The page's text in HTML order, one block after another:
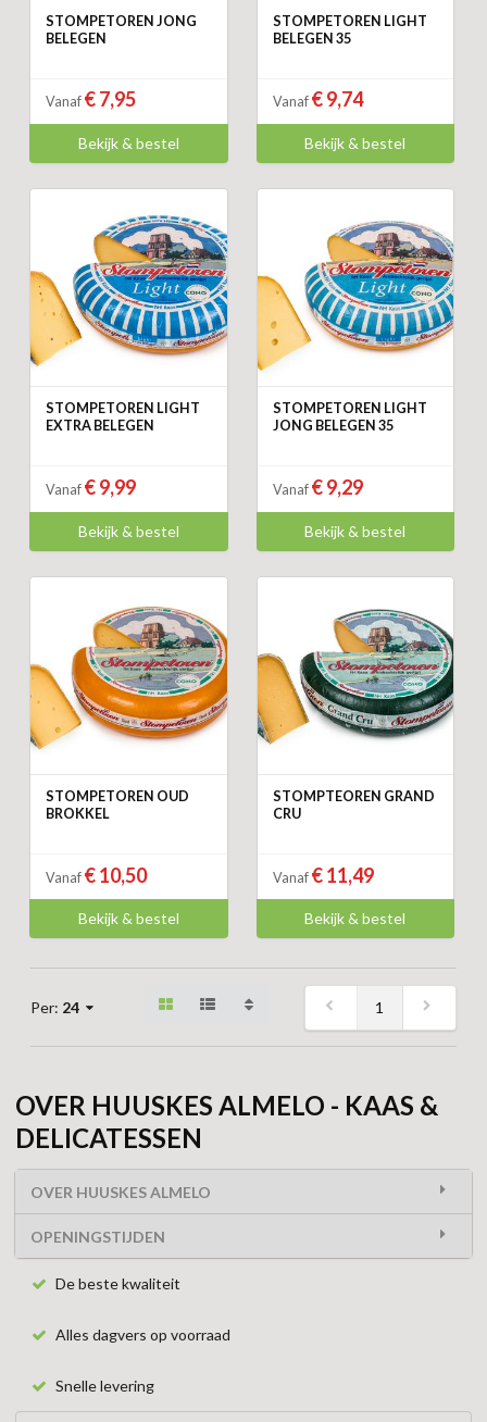
STOMPETOREN JONG
BELEGEN
Vanaf € 7,95
Bekijk & bestel
STOMPETOREN LIGHT
BELEGEN 35
Vanaf € 9,74
Bekijk & bestel
STOMPETOREN LIGHT
EXTRA BELEGEN
Vanaf € 9,99
Bekijk & bestel
STOMPETOREN LIGHT
JONG BELEGEN 35
Vanaf € 9,29
Bekijk & bestel
STOMPETOREN OUD
BROKKEL
Vanaf € 10,50
Bekijk & bestel
STOMPTEOREN GRAND
CRU
Vanaf € 11,49
Bekijk & bestel
Per: 24 1
OVER HUUSKES ALMELO - KAAS &
DELICATESSEN
OVER HUUSKES ALMELO
OPENINGSTIJDEN
De beste kwaliteit
Alles dagvers op voorraad
Snelle levering